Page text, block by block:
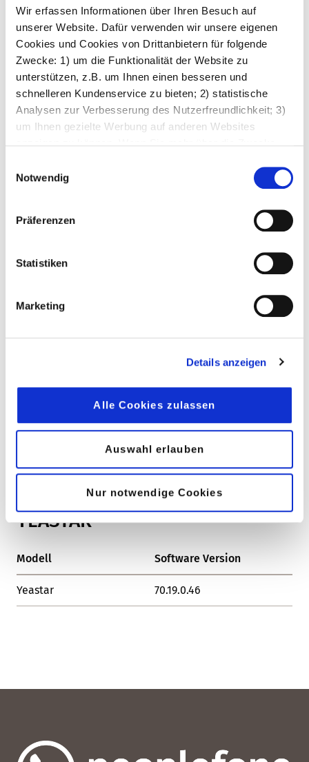
Wir erfassen Informationen über Ihren Besuch auf
unserer Website. Dafür verwenden wir unsere eigenen
Cookies und Cookies von Drittanbietern für folgende
Zwecke: 1) um die Funktionalität der Website zu
unterstützen, z.B. um Ihnen einen besseren und
schnelleren Kundenservice zu bieten; 2) statistische
Analysen zur Verbesserung des Nutzerfreundlichkeit; 3)
um Ihnen gezielte Werbung auf anderen Websites
klicken Sie auf „Details anzeigen“. Sie können Ihre
Einwilligung jederzeit ändern oder widerrufen, indem Sie
Informationen finden Sie auch unter
Datenschutz.
Notwendig
Präferenzen
Statistiken
Marketing
Details anzeigen
Alle Cookies zulassen
Auswahl erlauben
Nur notwendige Cookies
SWXY
Modell Software Version
Swyx 10.20.0.68
UCWARE
Wildix 3.80.31344.12 OK
YEASTAR
Modell Software Version
Yeastar 70.19.0.46